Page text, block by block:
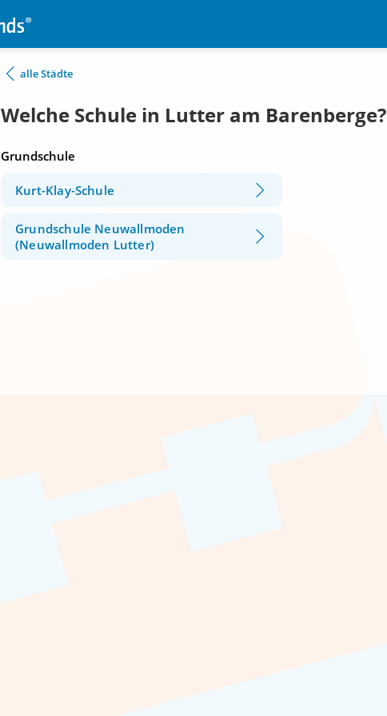
alle Städte
Welche Schule in Lutter am Barenberge?
Grundschule
Kurt-Klay-Schule
Grundschule Neuwallmoden
(Neuwallmoden Lutter)